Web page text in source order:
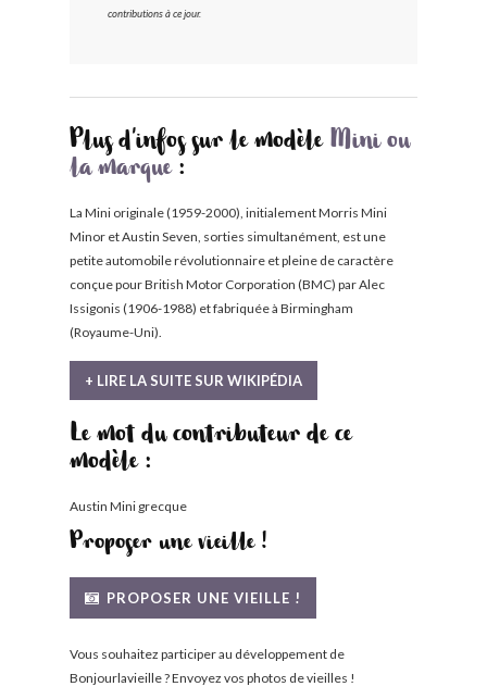
contributions à ce jour.
Plus d'infos sur le modèle Mini ou
la marque:
La Mini originale (1959-2000), initialement Morris Mini
Minor et Austin Seven, sorties simultanément, est une
petite automobile révolutionnaire et pleine de caractère
conçue pour British Motor Corporation (BMC) par Alec
Issigonis (1906-1988) et fabriquée à Birmingham
(Royaume-Uni).
+ LIRE LA SUITE SUR WIKIPÉDIA
Le mot du contributeur de ce
modèle :
Austin Mini grecque
Proposer une vieille !
PROPOSER UNE VIEILLE !
Vous souhaitez participer au développement de
Bonjourlavieille ? Envoyez vos photos de vieilles !